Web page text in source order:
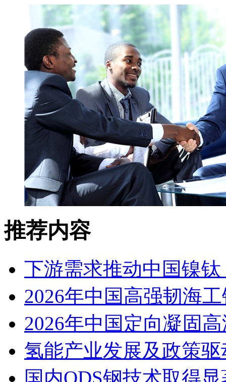
推荐内容
下游需求推动中国镍
2026年中国高强韧海
2026年中国定向凝固
氢能产业发展及政策